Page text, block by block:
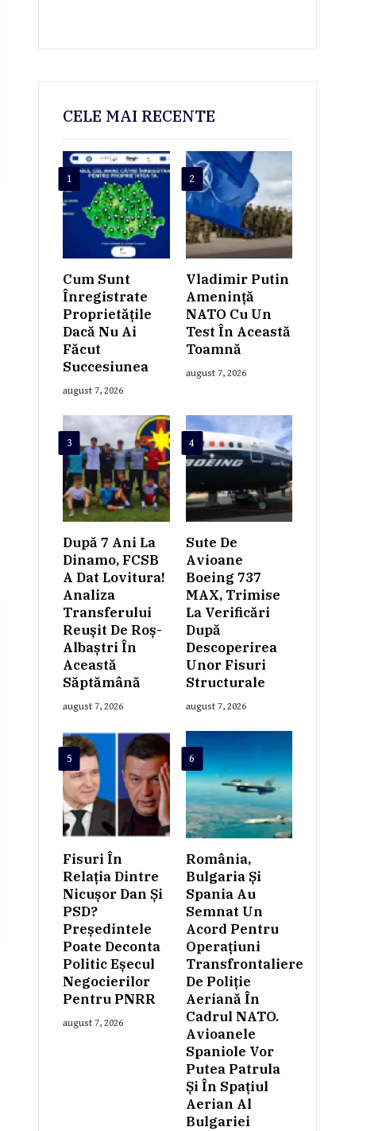
CELE MAI RECENTE
1
Cum Sunt
Înregistrate
Proprietățile
Dacă Nu Ai
Făcut
Succesiunea
august 7, 2026
2
Vladimir Putin
Amenință
NATO Cu Un
Test În Această
Toamnă
august 7, 2026
3
După 7 Ani La
Dinamo, FCSB
A Dat Lovitura!
Analiza
Transferului
Reușit De Roș-
Albaștri În
Această
Săptămână
august 7, 2026
4
Sute De
Avioane
Boeing 737
MAX, Trimise
La Verificări
După
Descoperirea
Unor Fisuri
Structurale
august 7, 2026
5
Fisuri În
Relația Dintre
Nicușor Dan Și
PSD?
Președintele
Poate Deconta
Politic Eșecul
Negocierilor
Pentru PNRR
august 7, 2026
6
România,
Bulgaria Și
Spania Au
Semnat Un
Acord Pentru
Operațiuni
Transfrontaliere
De Poliție
Aeriană În
Cadrul NATO.
Avioanele
Spaniole Vor
Putea Patrula
Și În Spațiul
Aerian Al
Bulgariei